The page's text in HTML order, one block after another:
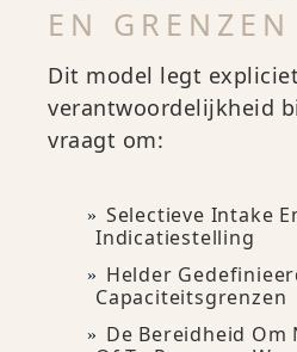
EN GRENZEN
Dit model legt
verantwoordelijkheid
vraagt om:
Selectieve Intake
Indicatiestelling
Helder
Capaciteitsgrenzen
De Bereidheid Om